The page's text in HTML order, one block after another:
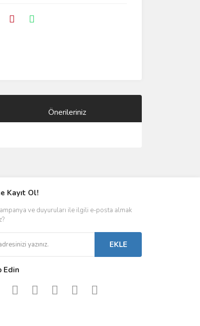
Önerileriniz
Kayıt Ol!
ve duyuruları ile ilgili e-posta almak
EKLE
Edin